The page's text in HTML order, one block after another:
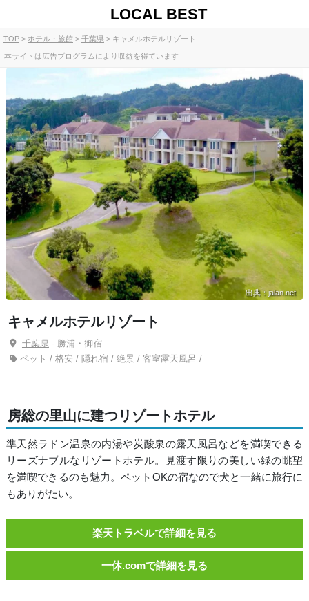
LOCAL BEST
TOP ホテル・旅館 千葉県 キャメルホテルリゾート
本サイトは広告プログラムにより収益を得ています
出典：jalan.net
キャメルホテルリゾート
千葉県- 勝浦・御宿
ペット / 格安 / 隠れ宿 / 絶景 / 客室露天風呂 /
房総の里山に建つリゾートホテル
準天然ラドン温泉の内湯や炭酸泉の露天風呂などを満喫できる
リーズナブルなリゾートホテル。見渡す限りの美しい緑の眺望
を満喫できるのも魅力。ペットOKの宿なので犬と一緒に旅行に
もありがたい。
楽天トラベルで詳細を見る
一休.comで詳細を見る